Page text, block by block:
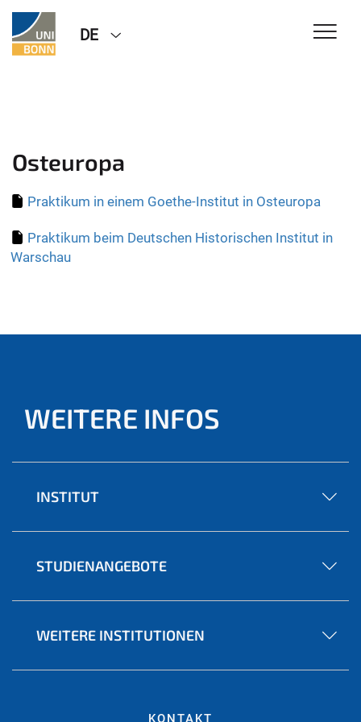
DE
Osteuropa
Praktikum in einem Goethe-Institut in Osteuropa
Praktikum beim Deutschen Historischen Institut in
Warschau
WEITERE INFOS
INSTITUT
STUDIENANGEBOTE
WEITERE INSTITUTIONEN
KONTAKT